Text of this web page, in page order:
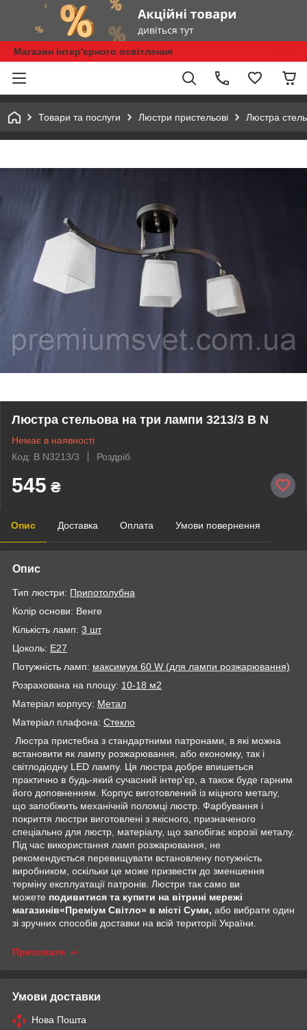
Магазин інтер'єрного освітлення
Товари та послуги Люстри пристельові Люстра
Люстра стельова на три лампи 3213/3 B N
Немає в наявності
Код: B N3213/3
Роздріб
545 ₴
Опис Доставка Оплата Умови повернення
Опис
Тип люстри: Припотолубна
Колір основи: Венге
Кількість ламп: 3 шт
Цоколь: E27
Потужність ламп: максимум 60 W (для лампи розжарювання)
Розрахована на площу: 10-18 м2
Матеріал корпусу: Метал
Матеріал плафона: Стекло
Люстра пристебна з стандартними патронами, в які можна
встановити як лампу розжарювання, або економку, так і
світлодіодну LED лампу. Ця люстра добре впишеться
практично в будь-який сучасний інтер'єр, а також буде гарним
його доповненням. Корпус виготовлений із міцного металу,
що запобіжить механічній поломці люстр. Фарбування і
покриття люстри виготовлені з якісного, призначеного
спеціально для люстр, матеріалу, що запобігає корозії металу.
Під час використання ламп розжарювання, не
рекомендується перевищувати встановлену потужність
виробником, оскільки це може призвести до зменшення
терміну експлуатації патронів. Люстри так само ви
можете подивитися та купити на вітрині мережі
магазинів«Преміум Світло» в місті Суми, або вибрати один
зі зручних способів доставки на всій території України.
Приховати
Умови доставки
Нова Пошта